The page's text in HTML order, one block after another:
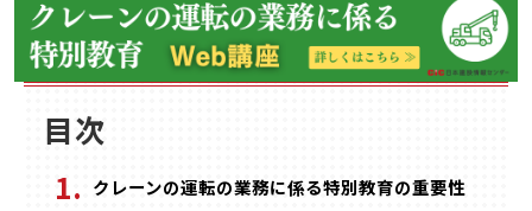
目次
クレーンの運転の業務に係る特別教育の重要性